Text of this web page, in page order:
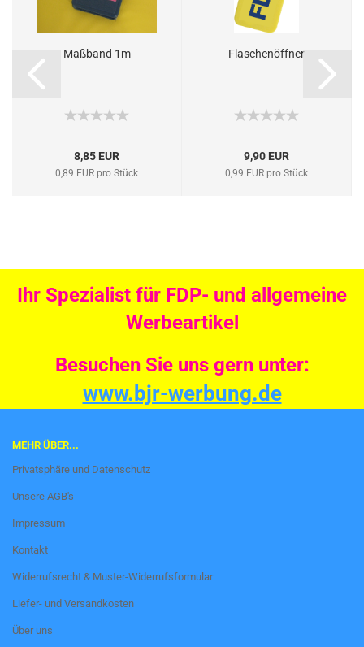
Maßband 1m
8,85 EUR
0,89 EUR pro Stück
Flaschenöffner
9,90 EUR
0,99 EUR pro Stück
Ihr Spezialist für FDP- und allgemeine
Werbeartikel
Besuchen Sie uns gern unter:
www.bjr-werbung.de
MEHR ÜBER...
Privatsphäre und Datenschutz
Unsere AGB's
Impressum
Kontakt
Widerrufsrecht & Muster-Widerrufsformular
Liefer- und Versandkosten
Über uns